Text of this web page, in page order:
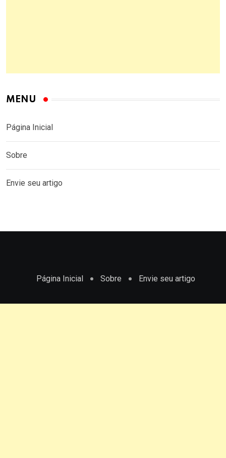
MENU
Página Inicial
Sobre
Envie seu artigo
Página Inicial Sobre Envie seu artigo